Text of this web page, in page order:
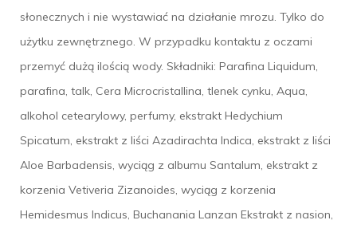
słonecznych i nie wystawiać na działanie mrozu. Tylko do
użytku zewnętrznego. W przypadku kontaktu z oczami
przemyć dużą ilością wody. Składniki: Parafina Liquidum,
parafina, talk, Cera Microcristallina, tlenek cynku, Aqua,
alkohol cetearylowy, perfumy, ekstrakt Hedychium
Spicatum, ekstrakt z liści Azadirachta Indica, ekstrakt z liści
Aloe Barbadensis, wyciąg z albumu Santalum, ekstrakt z
korzenia Vetiveria Zizanoides, wyciąg z korzenia
Hemidesmus Indicus, Buchanania Lanzan Ekstrakt z nasion,